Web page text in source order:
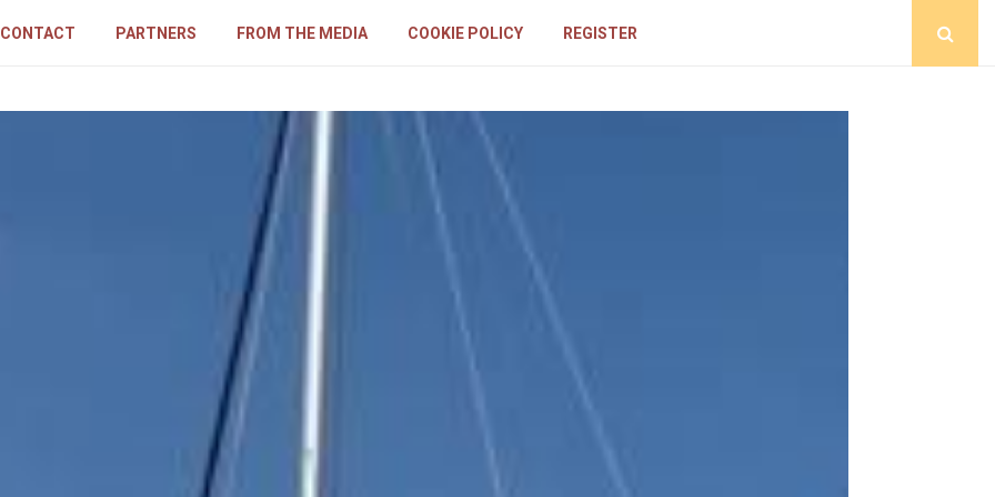
CONTACT PARTNERS FROM THE MEDIA COOKIE POLICY REGISTER